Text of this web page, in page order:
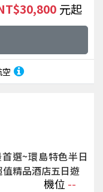
空
起
選~環島特色半日
精品酒店五日遊
機位 --